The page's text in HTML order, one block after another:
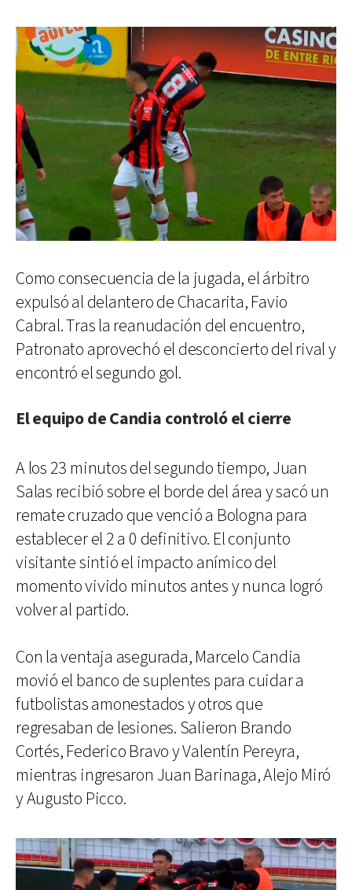
Como consecuencia de la jugada, el árbitro
expulsó al delantero de Chacarita, Favio
Cabral. Tras la reanudación del encuentro,
Patronato aprovechó el desconcierto del rival y
encontró el segundo gol.
El equipo de Candia controló el cierre
A los 23 minutos del segundo tiempo, Juan
Salas recibió sobre el borde del área y sacó un
remate cruzado que venció a Bologna para
establecer el 2 a 0 definitivo. El conjunto
visitante sintió el impacto anímico del
momento vivido minutos antes y nunca logró
volver al partido.
Con la ventaja asegurada, Marcelo Candia
movió el banco de suplentes para cuidar a
futbolistas amonestados y otros que
regresaban de lesiones. Salieron Brando
Cortés, Federico Bravo y Valentín Pereyra,
mientras ingresaron Juan Barinaga, Alejo Miró
y Augusto Picco.